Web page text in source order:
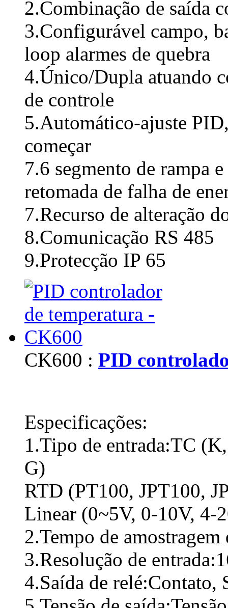
2.Combinação de saída
3.Configurável campo,
loop alarmes de quebra
4.Único/Dupla atuando
de controle
5.Automático-ajuste
começar
7.6 segmento de rampa
retomada de falha de
7.Recurso de alteração
8.Comunicação RS 485
9.Protecção IP 65
CK600 : PID
Especificações:
1.Tipo de entrada:TC
G)
RTD (PT100, JPT100,
Linear (0~5V, 0-10V, 4-
2.Tempo de
3.Resolução de
4.Saída de relé:Contato,